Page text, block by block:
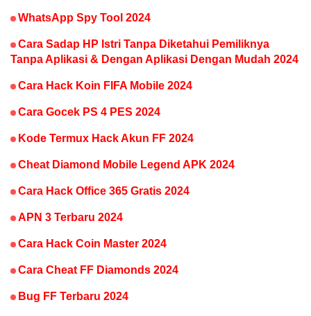
WhatsApp Spy Tool 2024
Cara Sadap HP Istri Tanpa Diketahui Pemiliknya
Tanpa Aplikasi & Dengan Aplikasi Dengan Mudah 2024
Cara Hack Koin FIFA Mobile 2024
Cara Gocek PS 4 PES 2024
Kode Termux Hack Akun FF 2024
Cheat Diamond Mobile Legend APK 2024
Cara Hack Office 365 Gratis 2024
APN 3 Terbaru 2024
Cara Hack Coin Master 2024
Cara Cheat FF Diamonds 2024
Bug FF Terbaru 2024